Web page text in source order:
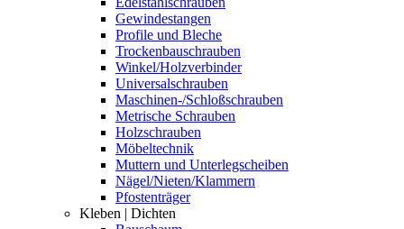
Gewindestangen
Profile und Bleche
Trockenbauschrauben
Winkel/Holzverbinder
Universalschrauben
Maschinen-/Schloßschrauben
Metrische Schrauben
Holzschrauben
Möbeltechnik
Muttern und Unterlegscheiben
Nägel/Nieten/Klammern
Pfostenträger
Kleben | Dichten